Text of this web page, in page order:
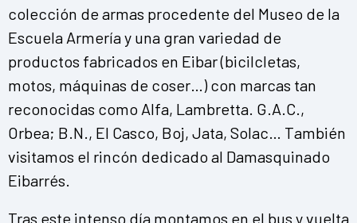
colección de armas procedente del Museo de la
Escuela Armería y una gran variedad de
productos fabricados en Eibar (bicilcletas,
motos, máquinas de coser…) con marcas tan
reconocidas como Alfa, Lambretta. G.A.C.,
Orbea; B.N., El Casco, Boj, Jata, Solac… También
visitamos el rincón dedicado al Damasquinado
Eibarrés.
Tras este intenso día montamos en el bus y vuelta